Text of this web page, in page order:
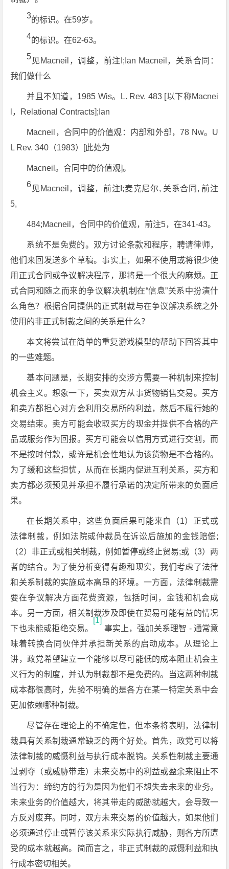
3的标识。在59岁。
4的标识。在62-63。
5见Macneil，调整，前注I;Ian Macneil，关系合同：
我们做什么
并且不知道，1985 Wis。L. Rev. 483 [以下称Macnei
l，Relational Contracts];Ian
Macneil，合同中的价值观：内部和外部，78 Nw。U
L Rev. 340（1983）[此处为
Macneil。合同中的价值观]。
6见Macneil，调整，前注I;麦克尼尔, 关系合同, 前注
5,
484;Macneil，合同中的价值观，前注5，在341-43。
系统不是免费的。双方讨论条款和程序，聘请律师，
他们来回发送多个草稿。事实上，如果不使用或将很少使
用正式合同或争议解决程序，那将是一个很大的麻烦。正
式合同和随之而来的争议解决机制在“信息”关系中扮演什
么角色？根据合同提供的正式制裁与在争议解决系统之外
使用的非正式制裁之间的关系是什么？
本文将尝试在简单的重复游戏模型的帮助下回答其中
的一些难题。
基本问题是，长期安排的交涉方需要一种机制来控制
机会主义。想象一下，买卖双方从事货物销售交易。买方
和卖方都担心对方会利用交易所的利益，然后不履行她的
交易结束。卖方可能会收取买方的现金并提供不合格的产
品或服务作为回报。买方可能会以信用方式进行交割，而
不是按时付款，或许是机会性地认为该货物是不合格的。
为了缓和这些担忧，从而在长期内促进互利关系，买方和
卖方都必须预见并承担不履行承诺的决定所带来的负面后
果。
在长期关系中，这些负面后果可能来自（1）正式或
法律制裁，例如法院或仲裁员在诉讼后施加的金钱赔偿;
（2）非正式或相关制裁，例如暂停或终止贸易;或（3）两
者的结合。为了使分析变得有趣和现实，我们考虑了法律
和关系制裁的实施成本高昂的环境。一方面，法律制裁需
要在争议解决方面花费资源，包括时间，金钱和机会成
本。另一方面，相关制裁涉及即使在贸易可能有益的情况
下也未能或拒绝交易。
[1]
事实上，强加关系理智 - 通常意
味着转换合同伙伴并承担新关系的启动成本。从理论上
讲，政党希望建立一个能够以尽可能低的成本阻止机会主
义行为的制度，并认为制裁都不是免费的。当这两种制裁
成本都很高时，先验不明确的是各方在某一特定关系中会
更加依赖哪种制裁。
尽管存在理论上的不确定性，但本条将表明，法律制
裁具有关系制裁通常缺乏的两个好处。首先，政党可以将
法律制裁的威慑利益与执行成本脱钩。关系性制裁主要通
过剥夺（或威胁带走）未来交易中的利益或盈余来阻止不
当行为：缔约方的行为是因为他们不想失去未来的业务。
未来业务的价值越大，将其带走的威胁就越大，会导致一
方反对废弃。同时，双方未来交易的价值越大，如果他们
必须通过停止或暂停该关系来实际执行威胁，则各方所遭
受的成本就越高。简而言之，非正式制裁的威慑利益和执
行成本密切相关。